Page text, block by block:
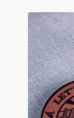
Polos
T-